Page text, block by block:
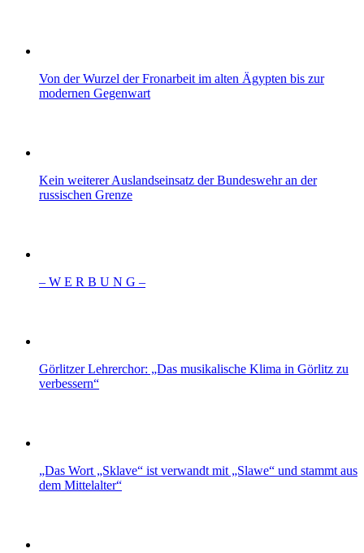
Von der Wurzel der Fronarbeit im alten Ägypten bis zur
modernen Gegenwart
Kein weiterer Auslandseinsatz der Bundeswehr an der
russischen Grenze
– W Ε R Β U Ν G –
Görlitzer Lehrerchor: „Das musikalische Klima in Görlitz zu
verbessern“
„Das Wort „Sklave“ ist verwandt mit „Slawe“ und stammt aus
dem Mittelalter“